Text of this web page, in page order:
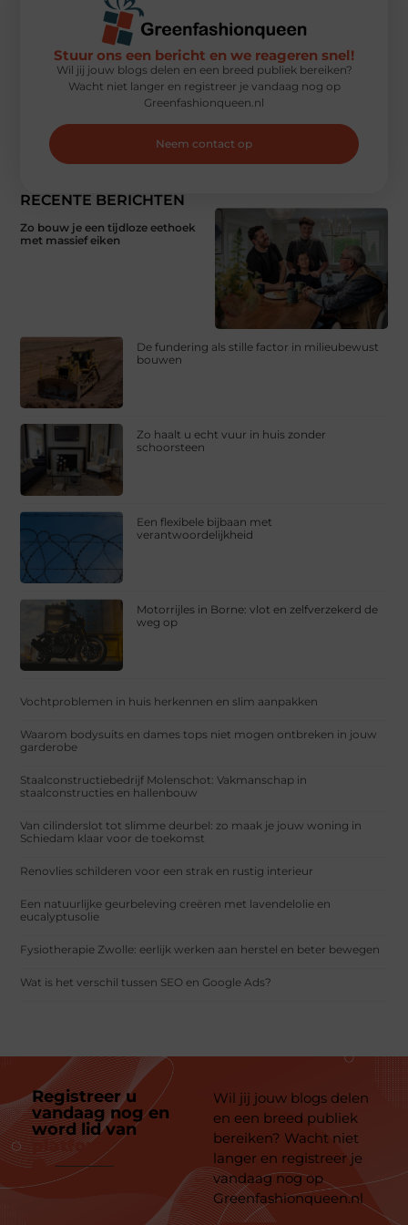
RECENTE BERICHTEN
Zo bouw je een tijdloze eethoek
met massief eiken
De fundering als stille factor in milieubewust
bouwen
Zo haalt u echt vuur in huis zonder
schoorsteen
Een flexibele bijbaan met
verantwoordelijkheid
Motorrijles in Borne: vlot en zelfverzekerd de
weg op
Vochtproblemen in huis herkennen en slim aanpakken
Waarom bodysuits en dames tops niet mogen ontbreken in jouw
garderobe
Staalconstructiebedrijf Molenschot: Vakmanschap in
staalconstructies en hallenbouw
Van cilinderslot tot slimme deurbel: zo maak je jouw woning in
Schiedam klaar voor de toekomst
Renovlies schilderen voor een strak en rustig interieur
Een natuurlijke geurbeleving creëren met lavendelolie en
eucalyptusolie
Fysiotherapie Zwolle: eerlijk werken aan herstel en beter bewegen
Wat is het verschil tussen SEO en Google Ads?
Stuur ons een bericht en we reageren snel!
Wil jij jouw blogs delen en een breed publiek bereiken?
Wacht niet langer en registreer je vandaag nog op
Greenfashionqueen.nl
Neem contact op
Registreer u
vandaag nog en
word lid van
platform
Wil jij jouw blogs delen
en een breed publiek
bereiken? Wacht niet
langer en registreer je
vandaag nog op
Greenfashionqueen.nl